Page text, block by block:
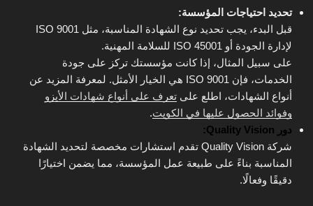
تحديد احتياجات المؤسسة:
قبل البدء، يجب تحديد نوع الشهادة المناسبة، مثل ISO 9001
لإدارة الجودة أو ISO 45001 للسلامة المهنية.
على سبيل المثال، إذا كانت مؤسستك تركز على جودة
الخدمات، فإن ISO 9001 هي الخيار الأمثل. لمعرفة المزيد عن
أنواع الشهادات، اطلع على تعرف على أنواع شهادات الأيزو
وفوائد الحصول عليها في الكويت.
دور Quality Vision:
شركة Quality Vision تقدم استشارات مخصصة لتحديد الشهادة
المناسبة بناءً على طبيعة عمل المؤسسة، مما يضمن اختيارًا
دقيقًا وفعالًا.